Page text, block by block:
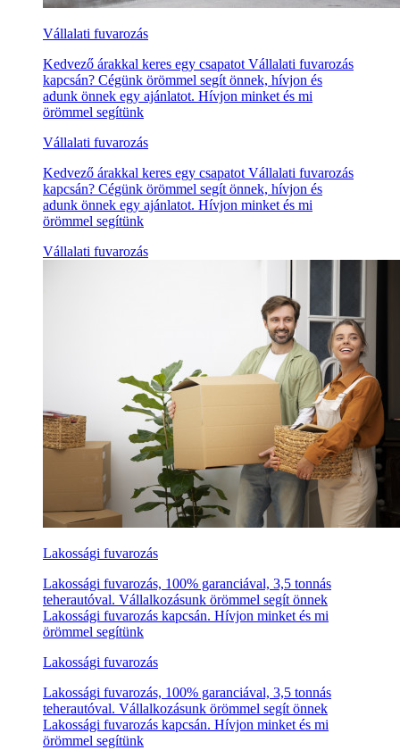
Vállalati fuvarozás
Kedvező árakkal keres egy csapatot Vállalati fuvarozás
kapcsán? Cégünk örömmel segít önnek, hívjon és
adunk önnek egy ajánlatot. Hívjon minket és mi
örömmel segítünk
Vállalati fuvarozás
Kedvező árakkal keres egy csapatot Vállalati fuvarozás
kapcsán? Cégünk örömmel segít önnek, hívjon és
adunk önnek egy ajánlatot. Hívjon minket és mi
örömmel segítünk
Vállalati fuvarozás
Lakossági fuvarozás
Lakossági fuvarozás, 100% garanciával, 3,5 tonnás
teherautóval. Vállalkozásunk örömmel segít önnek
Lakossági fuvarozás kapcsán. Hívjon minket és mi
örömmel segítünk
Lakossági fuvarozás
Lakossági fuvarozás, 100% garanciával, 3,5 tonnás
teherautóval. Vállalkozásunk örömmel segít önnek
Lakossági fuvarozás kapcsán. Hívjon minket és mi
örömmel segítünk